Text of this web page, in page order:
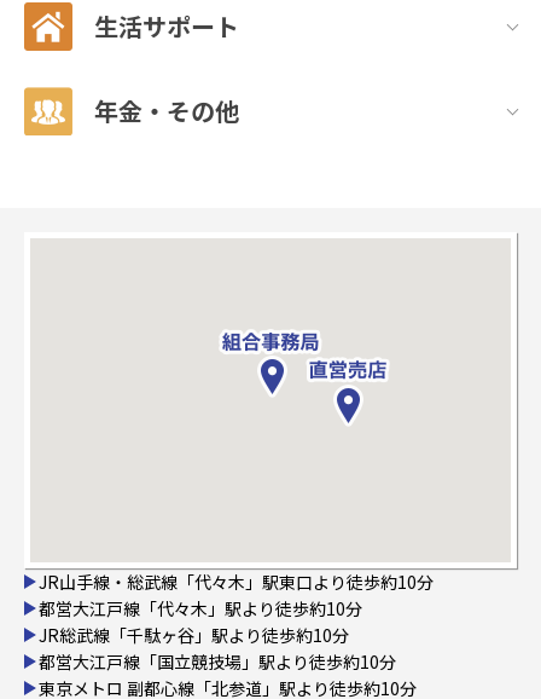
生活サポート
年金・その他
JR山手線・総武線「代々木」駅東口より徒歩約10分
都営大江戸線「代々木」駅より徒歩約10分
JR総武線「千駄ヶ谷」駅より徒歩約10分
都営大江戸線「国立競技場」駅より徒歩約10分
東京メトロ 副都心線「北参道」駅より徒歩約10分